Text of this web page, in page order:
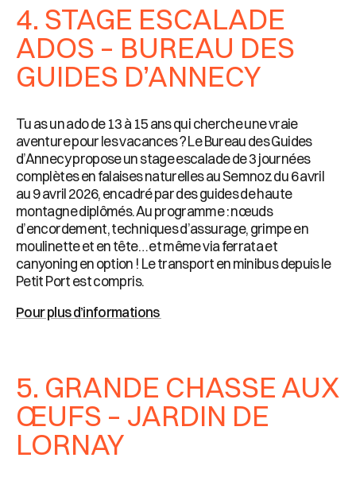
4. STAGE ESCALADE
ADOS – BUREAU DES
GUIDES D’ANNECY
Tu as un ado de 13 à 15 ans qui cherche une vraie
aventure pour les vacances ? Le Bureau des Guides
d’Annecy propose un stage escalade de 3 journées
complètes en falaises naturelles au Semnoz du 6 avril
au 9 avril 2026, encadré par des guides de haute
montagne diplômés. Au programme : nœuds
d’encordement, techniques d’assurage, grimpe en
moulinette et en tête… et même via ferrata et
canyoning en option ! Le transport en minibus depuis le
Petit Port est compris.
Pour plus d’informations
5. GRANDE CHASSE AUX
ŒUFS – JARDIN DE
LORNAY